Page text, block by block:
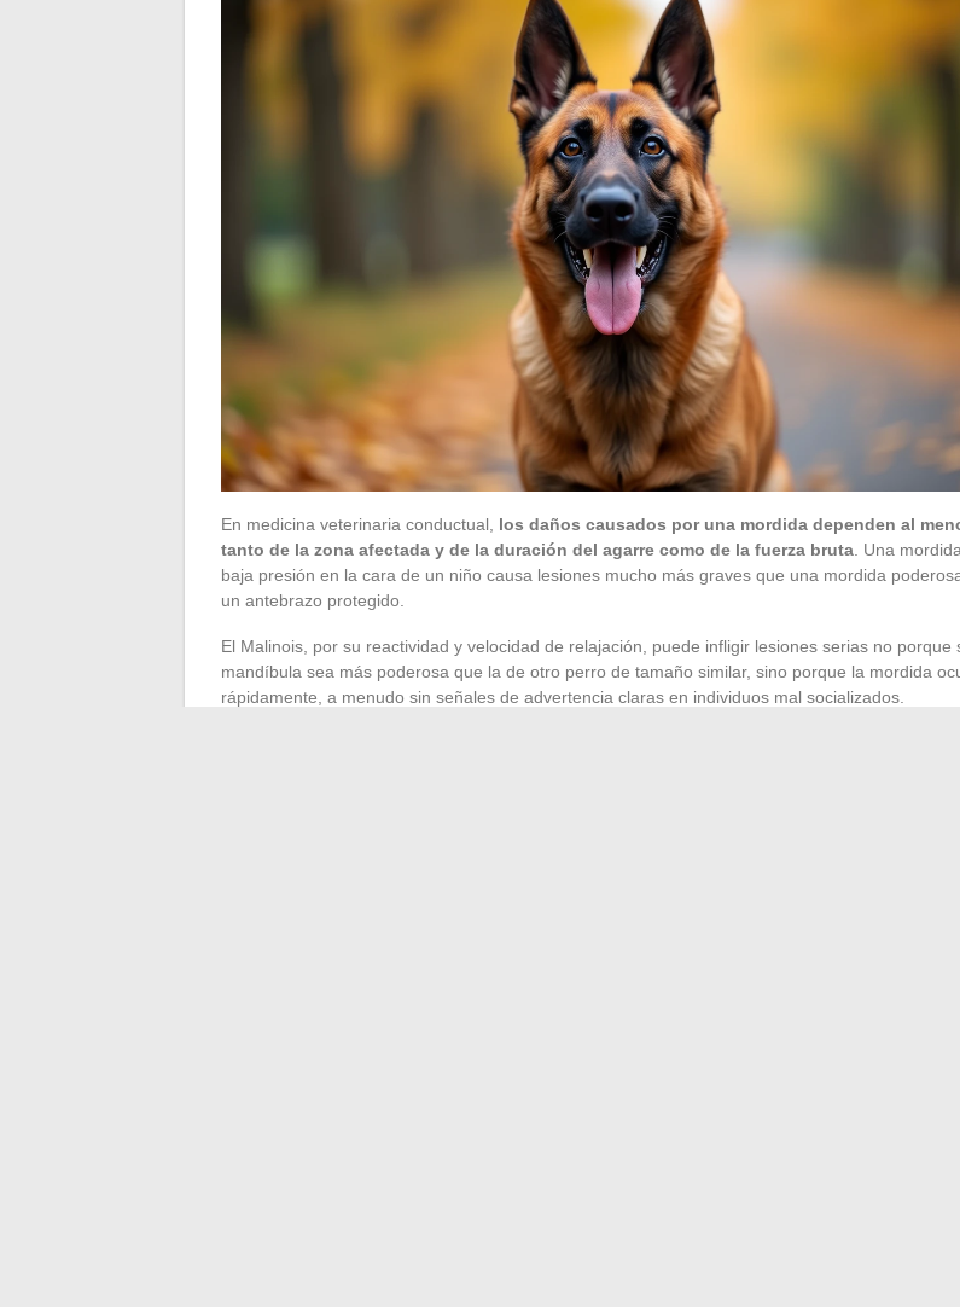
En medicina veterinaria conductual, los daños causados por una mordida dependen al
tanto de la zona afectada y de la duración del agarre como de la fuerza bruta . Una
baja presión en la cara de un niño causa lesiones mucho más graves que una mordida
un antebrazo protegido.
El Malinois, por su reactividad y velocidad de relajación, puede infligir lesiones serias no porque
mandíbula sea más poderosa que la de otro perro de tamaño similar, sino porque la mordida
rápidamente, a menudo sin señales de advertencia claras en individuos mal socializados.